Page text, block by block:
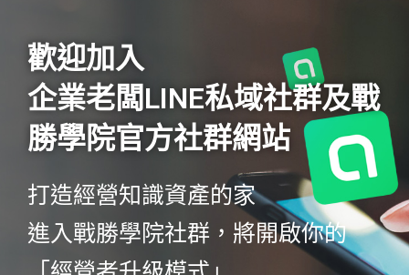
歡迎加入
企業老闆LINE私域社群及戰
勝學院官方社群網站
打造經營知識資產的家
進入戰勝學院社群，將開啟你的